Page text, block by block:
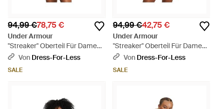
94,99 €78,75 €
Under Armour
"Streaker" Oberteil Für Damen,
Laufen - Schwarz
Von Dress-For-Less
SALE
94,99 €42,75 €
Under Armour
"Streaker" Oberteil Für Damen,
Laufen - Orange
Von Dress-For-Less
SALE